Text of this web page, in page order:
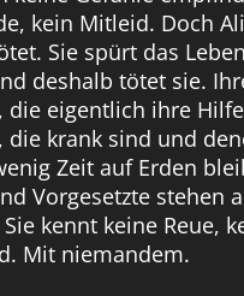
kein Mitleid. Doch
Sie spürt das
deshalb tötet sie.
die eigentlich ihre
die krank sind und
Zeit auf Erden
Vorgesetzte stehen
kennt keine Reue,
Mit niemandem.